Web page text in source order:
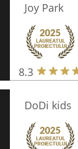
Joy Park
8.3
DoDi kids